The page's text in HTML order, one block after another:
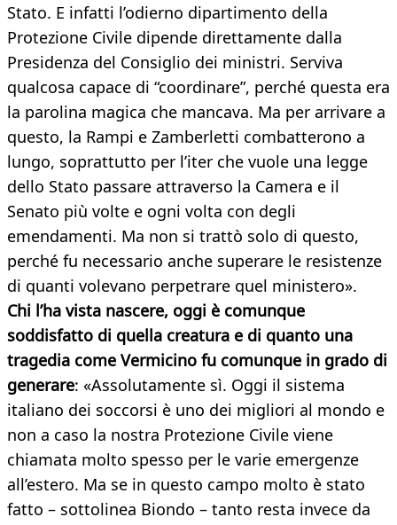
Stato. E infatti l’odierno dipartimento della
Protezione Civile dipende direttamente dalla
Presidenza del Consiglio dei ministri. Serviva
qualcosa capace di “coordinare”, perché questa era
la parolina magica che mancava. Ma per arrivare a
questo, la Rampi e Zamberletti combatterono a
lungo, soprattutto per l’iter che vuole una legge
dello Stato passare attraverso la Camera e il
Senato più volte e ogni volta con degli
emendamenti. Ma non si trattò solo di questo,
perché fu necessario anche superare le resistenze
di quanti volevano perpetrare quel ministero».
Chi l’ha vista nascere, oggi è comunque
soddisfatto di quella creatura e di quanto una
tragedia come Vermicino fu comunque in grado di
generare: «Assolutamente sì. Oggi il sistema
italiano dei soccorsi è uno dei migliori al mondo e
non a caso la nostra Protezione Civile viene
chiamata molto spesso per le varie emergenze
all’estero. Ma se in questo campo molto è stato
fatto – sottolinea Biondo – tanto resta invece da